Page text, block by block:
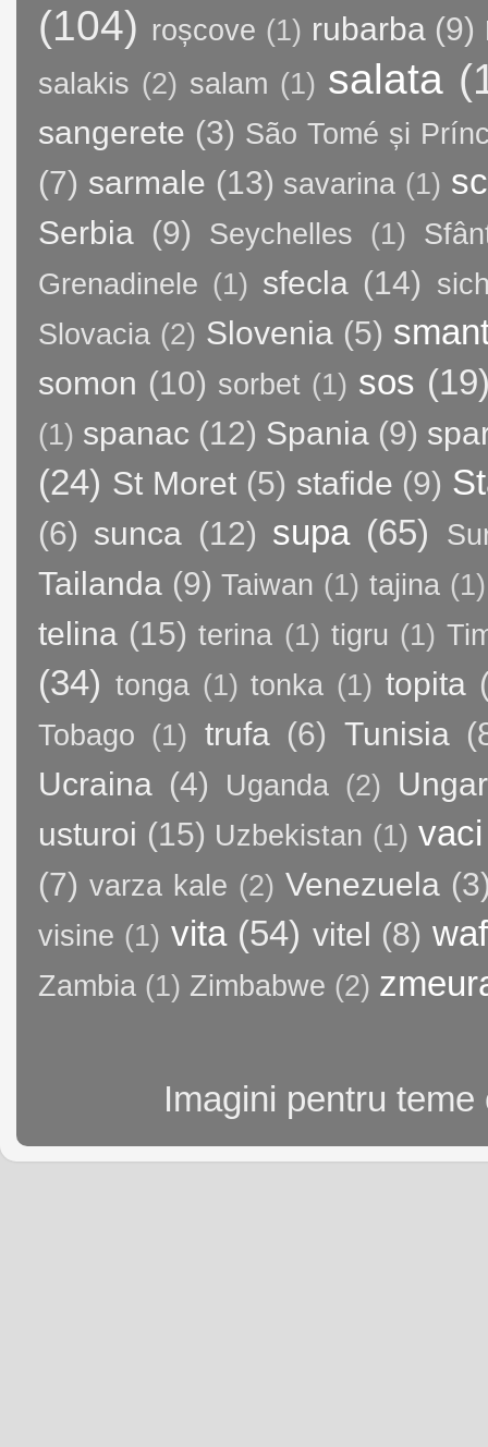
(104) roșcove (1) rubarba (9)
salakis (2) salam (1) salata
sangerete (3) São Tomé și
(7) sarmale (13) savarina (1)
Serbia (9) Seychelles (1)
Grenadinele (1) sfecla (14)
Slovacia (2) Slovenia (5)
somon (10) sorbet (1) sos
(1) spanac (12) Spania (9)
(24) St Moret (5) stafide (9)
(6) sunca (12) supa (65)
Tailanda (9) Taiwan (1) tajina (1)
telina (15) terina (1) tigru (1)
(34) tonga (1) tonka (1) topita
Tobago (1) trufa (6) Tunisia
Ucraina (4) Uganda (2)
usturoi (15) Uzbekistan (1) vaci
(7) varza kale (2) Venezuela
visine (1) vita (54) vitel (8)
Zambia (1) Zimbabwe (2)
Imagini pentru